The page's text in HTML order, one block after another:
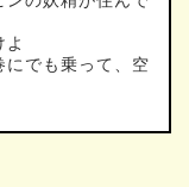
にでも乗って、空